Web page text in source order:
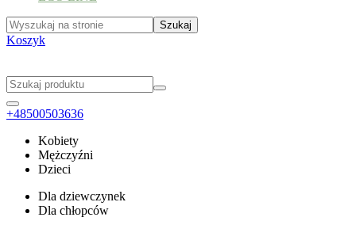
Koszyk
+48500503636
Kobiety
Mężczyźni
Dzieci
Dla dziewczynek
Dla chłopców